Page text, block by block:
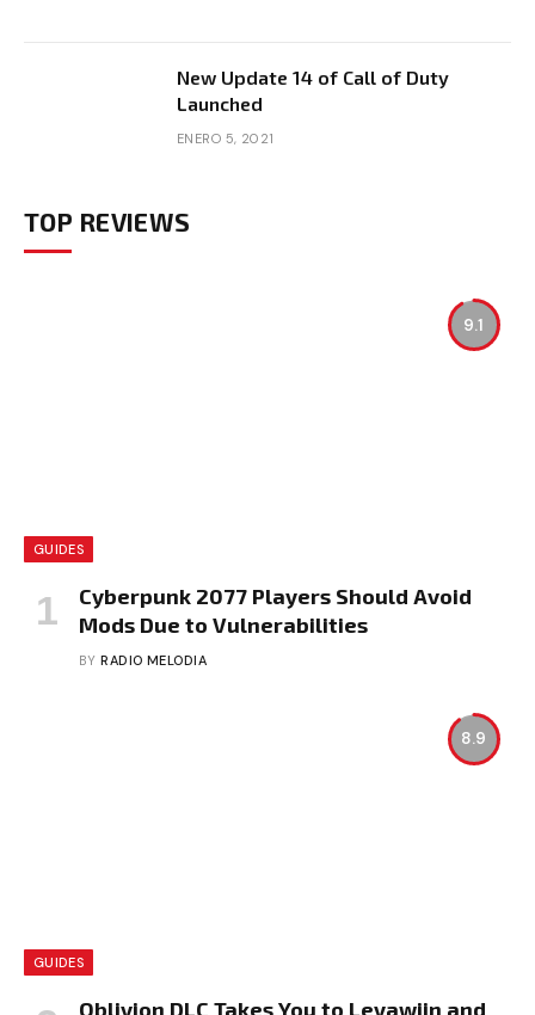
New Update 14 of Call of Duty
Launched
ENERO 5, 2021
TOP REVIEWS
9.1
GUIDES
Cyberpunk 2077 Players Should Avoid
Mods Due to Vulnerabilities
BY RADIO MELODIA
8.9
GUIDES
Oblivion DLC Takes You to Leyawiin and